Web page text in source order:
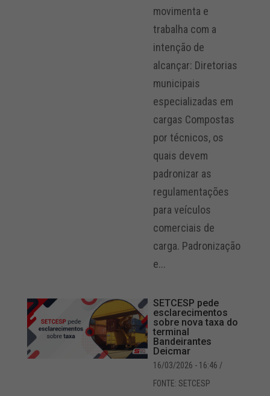
movimenta e
trabalha com a
intenção de
alcançar: Diretorias
municipais
especializadas em
cargas Compostas
por técnicos, os
quais devem
padronizar as
regulamentações
para veículos
comerciais de
carga. Padronização
e...
SETCESP pede
esclarecimentos
sobre nova taxa do
terminal
Bandeirantes
Deicmar
16/03/2026 - 16:46 /
FONTE: SETCESP